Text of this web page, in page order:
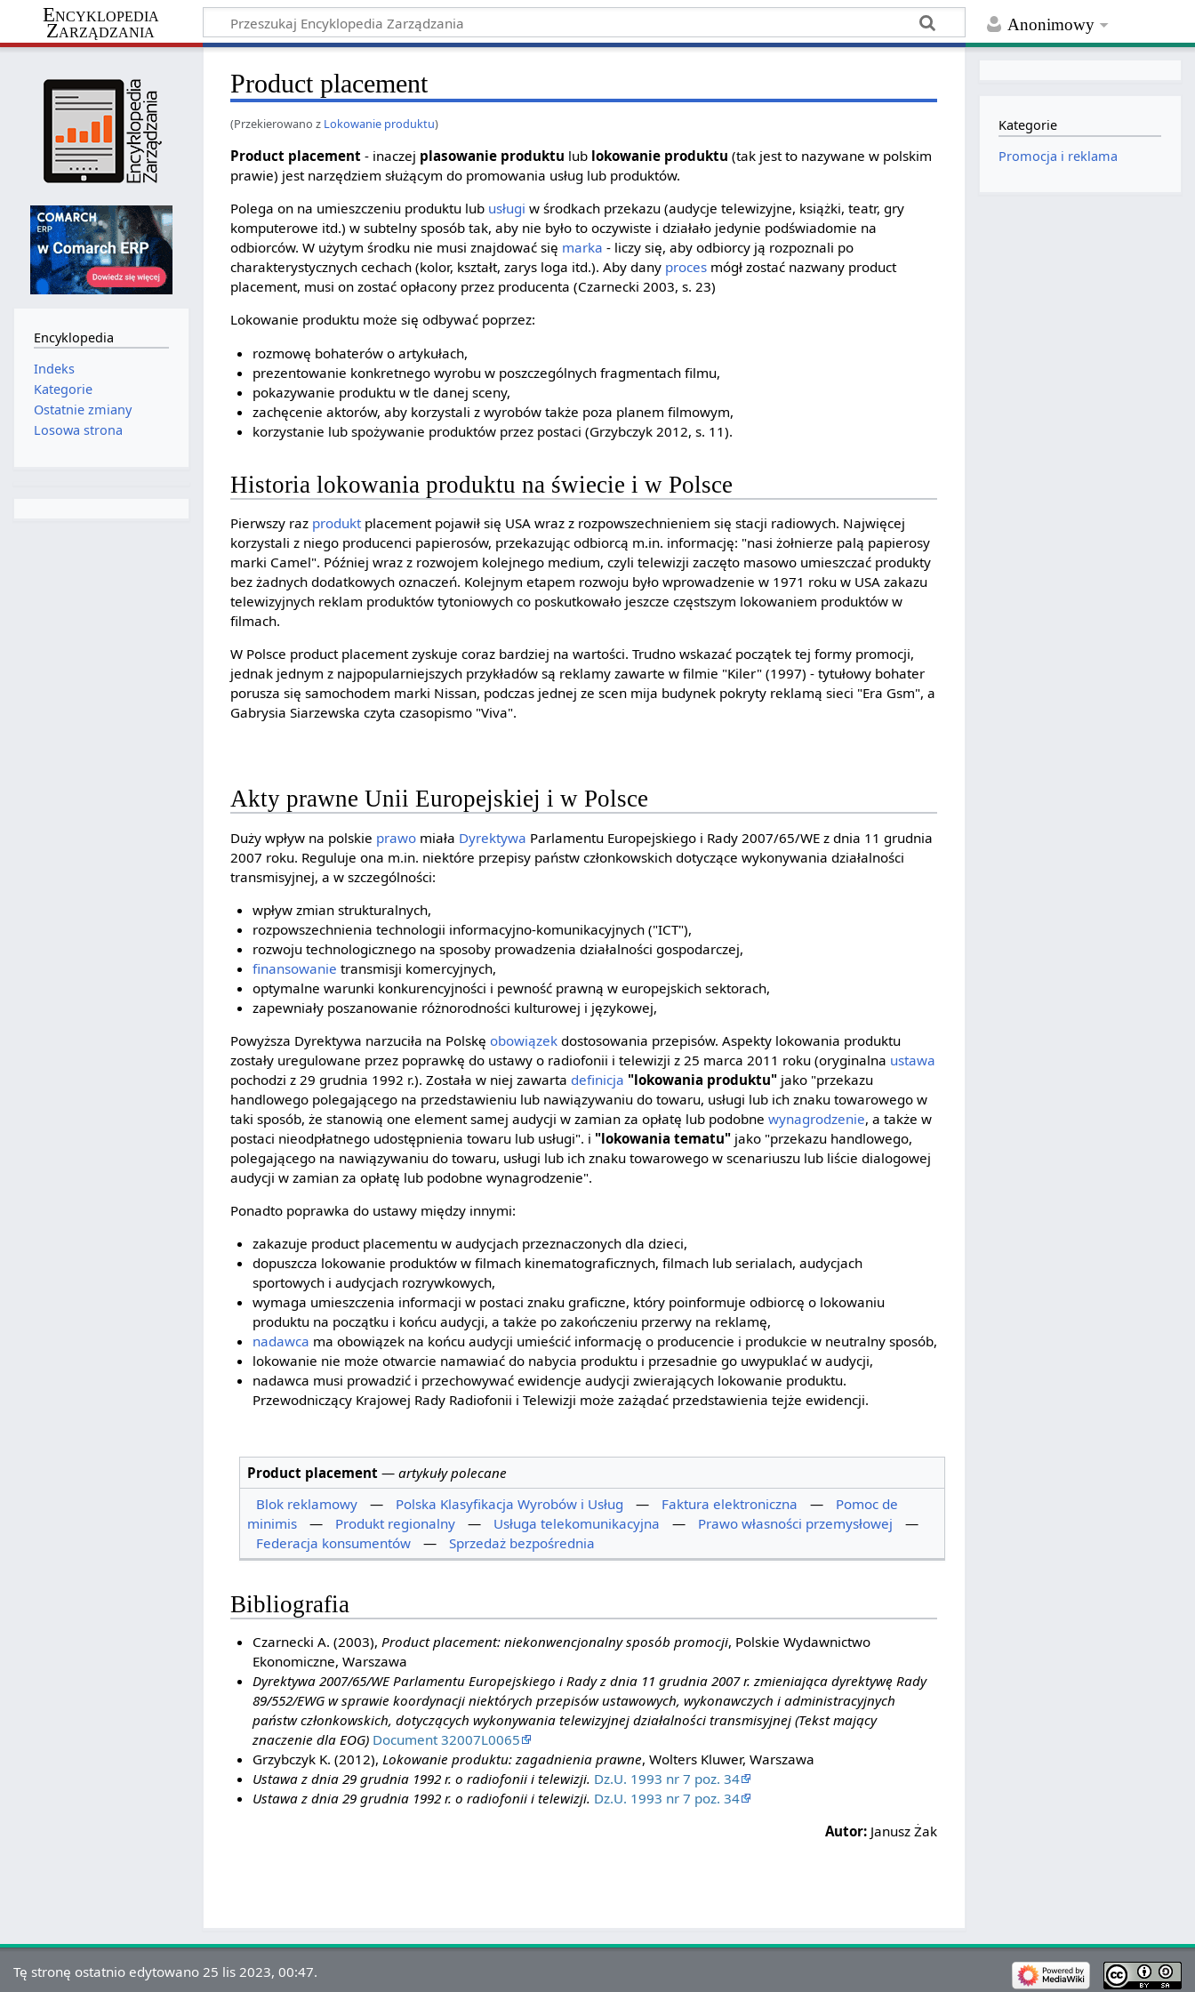
Anonimowy
Encyklopedia
Zarządzania
Product placement
(Przekierowano z Lokowanie produktu)
Product placement - inaczej plasowanie produktu lub lokowanie produktu (tak jest to nazywane w polskim
prawie) jest narzędziem służącym do promowania usług lub produktów.
Polega on na umieszczeniu produktu lub usługi w środkach przekazu (audycje telewizyjne, książki, teatr, gry
komputerowe itd.) w subtelny sposób tak, aby nie było to oczywiste i działało jedynie podświadomie na
odbiorców. W użytym środku nie musi znajdować się marka - liczy się, aby odbiorcy ją rozpoznali po
charakterystycznych cechach (kolor, kształt, zarys loga itd.). Aby dany proces mógł zostać nazwany product
placement, musi on zostać opłacony przez producenta (Czarnecki 2003, s. 23)
Lokowanie produktu może się odbywać poprzez:
rozmowę bohaterów o artykułach,
prezentowanie konkretnego wyrobu w poszczególnych fragmentach filmu,
pokazywanie produktu w tle danej sceny,
zachęcenie aktorów, aby korzystali z wyrobów także poza planem filmowym,
korzystanie lub spożywanie produktów przez postaci (Grzybczyk 2012, s. 11).
Historia lokowania produktu na świecie i w Polsce
Pierwszy raz produkt placement pojawił się USA wraz z rozpowszechnieniem się stacji radiowych. Najwięcej
korzystali z niego producenci papierosów, przekazując odbiorcą m.in. informację: "nasi żołnierze palą papierosy
marki Camel". Później wraz z rozwojem kolejnego medium, czyli telewizji zaczęto masowo umieszczać produkty
bez żadnych dodatkowych oznaczeń. Kolejnym etapem rozwoju było wprowadzenie w 1971 roku w USA zakazu
telewizyjnych reklam produktów tytoniowych co poskutkowało jeszcze częstszym lokowaniem produktów w
filmach.
W Polsce product placement zyskuje coraz bardziej na wartości. Trudno wskazać początek tej formy promocji,
jednak jednym z najpopularniejszych przykładów są reklamy zawarte w filmie "Kiler" (1997) - tytułowy bohater
porusza się samochodem marki Nissan, podczas jednej ze scen mija budynek pokryty reklamą sieci "Era Gsm", a
Gabrysia Siarzewska czyta czasopismo "Viva".
Akty prawne Unii Europejskiej i w Polsce
Duży wpływ na polskie prawo miała Dyrektywa Parlamentu Europejskiego i Rady 2007/65/WE z dnia 11 grudnia
2007 roku. Reguluje ona m.in. niektóre przepisy państw członkowskich dotyczące wykonywania działalności
transmisyjnej, a w szczególności:
wpływ zmian strukturalnych,
rozpowszechnienia technologii informacyjno-komunikacyjnych ("ICT"),
rozwoju technologicznego na sposoby prowadzenia działalności gospodarczej,
finansowanie transmisji komercyjnych,
optymalne warunki konkurencyjności i pewność prawną w europejskich sektorach,
zapewniały poszanowanie różnorodności kulturowej i językowej,
Powyższa Dyrektywa narzuciła na Polskęobowiązek dostosowania przepisów. Aspekty lokowania produktu
zostały uregulowane przez poprawkę do ustawy o radiofonii i telewizji z 25 marca 2011 roku (oryginalna ustawa
pochodzi z 29 grudnia 1992 r.). Została w niej zawarta definicja "lokowania produktu" jako "przekazu
handlowego polegającego na przedstawieniu lub nawiązywaniu do towaru, usługi lub ich znaku towarowego w
taki sposób, że stanowią one element samej audycji w zamian za opłatę lub podobnewynagrodzenie, a także w
postaci nieodpłatnego udostępnienia towaru lub usługi". i "lokowania tematu" jako "przekazu handlowego,
polegającego na nawiązywaniu do towaru, usługi lub ich znaku towarowego w scenariuszu lub liście dialogowej
audycji w zamian za opłatę lub podobne wynagrodzenie".
Ponadto poprawka do ustawy między innymi:
zakazuje product placementu w audycjach przeznaczonych dla dzieci,
dopuszcza lokowanie produktów w filmach kinematograficznych, filmach lub serialach, audycjach
sportowych i audycjach rozrywkowych,
wymaga umieszczenia informacji w postaci znaku graficzne, który poinformuje odbiorcę o lokowaniu
produktu na początku i końcu audycji, a także po zakończeniu przerwy na reklamę,
nadawca ma obowiązek na końcu audycji umieścić informację o producencie i produkcie w neutralny sposób,
lokowanie nie może otwarcie namawiać do nabycia produktu i przesadnie go uwypuklać w audycji,
nadawca musi prowadzić i przechowywać ewidencje audycji zwierających lokowanie produktu.
Przewodniczący Krajowej Rady Radiofonii i Telewizji może zażądać przedstawienia tejże ewidencji.
Product placement— artykuły polecane
Blok reklamowy
— Polska Klasyfikacja Wyrobów i Usług — Faktura elektroniczna —
Pomoc de
minimis
— Produkt regionalny — Usługa telekomunikacyjna — Prawo własności przemysłowej
—
Federacja konsumentów
— Sprzedaż bezpośrednia
Bibliografia
Czarnecki A. (2003), Product placement: niekonwencjonalny sposób promocji, Polskie Wydawnictwo
Ekonomiczne, Warszawa
Dyrektywa 2007/65/WE Parlamentu Europejskiego i Rady z dnia 11 grudnia 2007 r. zmieniająca dyrektywę Rady
89/552/EWG w sprawie koordynacji niektórych przepisów ustawowych, wykonawczych i administracyjnych
państw członkowskich, dotyczących wykonywania telewizyjnej działalności transmisyjnej (Tekst mający
znaczenie dla EOG) Document 32007L0065
Grzybczyk K. (2012), Lokowanie produktu: zagadnienia prawne, Wolters Kluwer, Warszawa
Ustawa z dnia 29 grudnia 1992 r. o radiofonii i telewizji. Dz.U. 1993 nr 7 poz. 34
Ustawa z dnia 29 grudnia 1992 r. o radiofonii i telewizji. Dz.U. 1993 nr 7 poz. 34
Autor: Janusz Żak
Encyklopedia
Indeks
Kategorie
Ostatnie zmiany
Losowa strona
Kategorie
Promocja i reklama
Tę stronę ostatnio edytowano 25 lis 2023, 00:47.